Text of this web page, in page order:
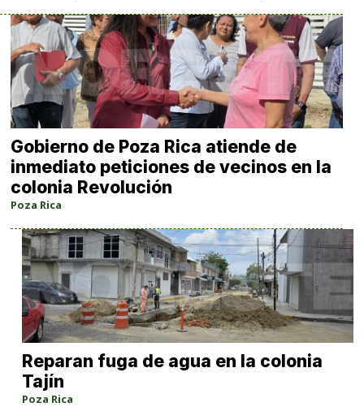
Gobierno de Poza Rica atiende de
inmediato peticiones de vecinos en la
colonia Revolución
Poza Rica
Reparan fuga de agua en la colonia
Tajín
Poza Rica